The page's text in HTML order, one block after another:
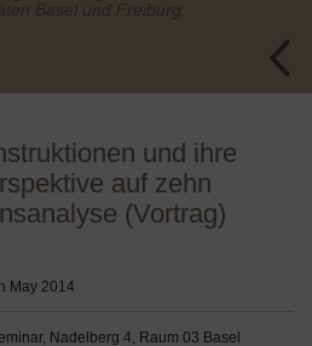
und ihre
auf zehn
(Vortrag)
May 2014
Nadelberg 4, Raum 03 Basel